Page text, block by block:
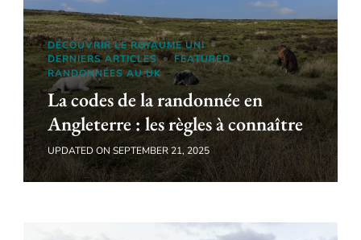
DÉCOUVRIR LE ROYAUME UNI
DERNIERS ARTICLES
FEATURED
RANDONNÉES AU UK
La codes de la randonnée en
Angleterre : les règles à connaître
UPDATED ONSEPTEMBER 21, 2025